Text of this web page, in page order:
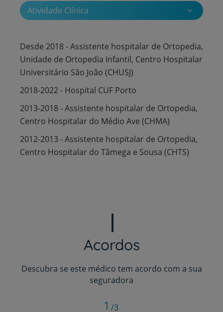
Atividade Clínica
Desde 2018 - Assistente hospitalar de Ortopedia,
Unidade de Ortopedia Infantil, Centro Hospitalar
Universitário São João (CHUSJ)
2018-2022 - Hospital CUF Porto
2013-2018 - Assistente hospitalar de Ortopedia,
Centro Hospitalar do Médio Ave (CHMA)
2012-2013 - Assistente hospitalar de Ortopedia,
Centro Hospitalar do Tâmega e Sousa (CHTS)
Acordos
Descubra se este médico tem acordo com a sua
seguradora
1 /3